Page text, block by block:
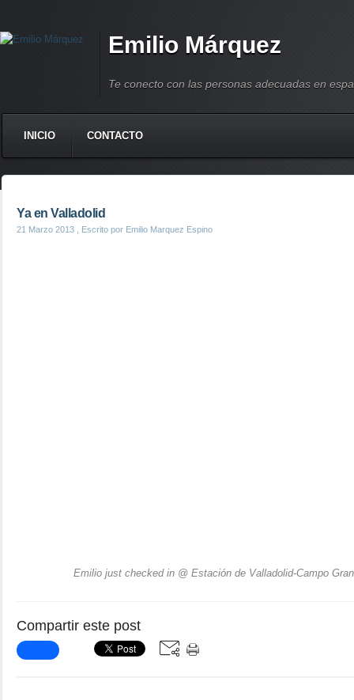
Emilio Márquez
Te conecto con las personas adecuadas en
INICIO CONTACTO
Ya en Valladolid
21 Marzo 2013 , Escrito por Emilio Marquez Espino
Emilio just checked in @ Estación de Valladolid-Campo
Compartir este post